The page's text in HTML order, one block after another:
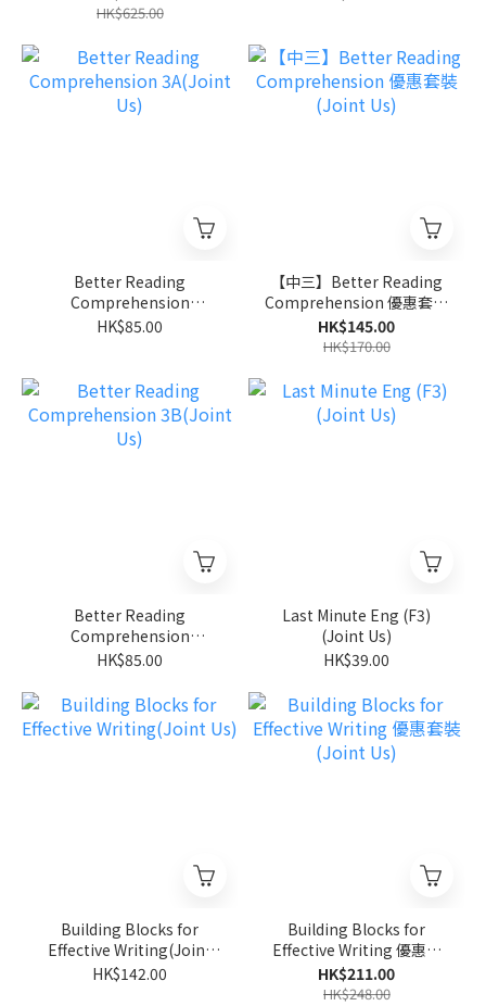
HK$625.00
Better Reading
Comprehension
3A(Joint Us)
HK$85.00
【中三】Better Reading
Comprehension 優惠套裝
(Joint Us)
HK$145.00
HK$170.00
Better Reading
Comprehension
3B(Joint Us)
HK$85.00
Last Minute Eng (F3)
(Joint Us)
HK$39.00
Building Blocks for
Effective Writing(Joint
Us)
HK$142.00
Building Blocks for
Effective Writing 優惠套
裝(Joint Us)
HK$211.00
HK$248.00